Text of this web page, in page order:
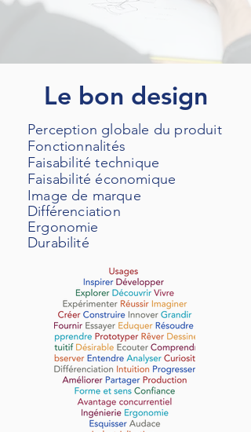
Le bon design
Perception globale du produit
Fonctionnalités
Faisabilité technique
Faisabilité économique
Image de marque
Différenciation
Ergonomie
Durabilité